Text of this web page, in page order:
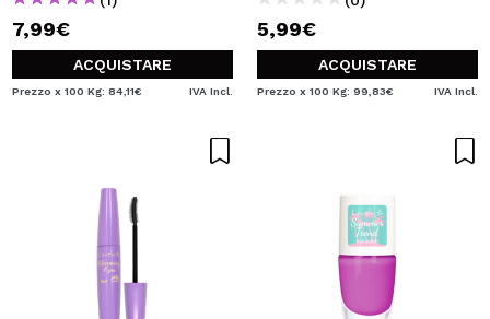
7,99€
ACQUISTARE
Prezzo x 100 Kg: 84,11€ IVA Incl.
5,99€
ACQUISTARE
Prezzo x 100 Kg: 99,83€ IVA Incl.